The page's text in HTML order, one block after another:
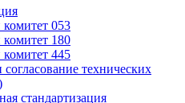
053
180
445
согласование технических
стандартизация